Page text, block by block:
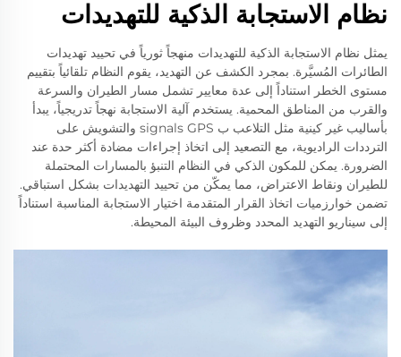
نظام الاستجابة الذكية للتهديدات
يمثل نظام الاستجابة الذكية للتهديدات منهجاً ثورياً في تحييد تهديدات
الطائرات المُسيَّرة. بمجرد الكشف عن التهديد، يقوم النظام تلقائياً بتقييم
مستوى الخطر استناداً إلى عدة معايير تشمل مسار الطيران والسرعة
والقرب من المناطق المحمية. يستخدم آلية الاستجابة نهجاً تدريجياً، يبدأ
بأساليب غير كينية مثل التلاعب ب signals GPS والتشويش على
الترددات الراديوية، مع التصعيد إلى اتخاذ إجراءات مضادة أكثر حدة عند
الضرورة. يمكن للمكون الذكي في النظام التنبؤ بالمسارات المحتملة
للطيران ونقاط الاعتراض، مما يمكّن من تحييد التهديدات بشكل استباقي.
تضمن خوارزميات اتخاذ القرار المتقدمة اختيار الاستجابة المناسبة استناداً
إلى سيناريو التهديد المحدد وظروف البيئة المحيطة.